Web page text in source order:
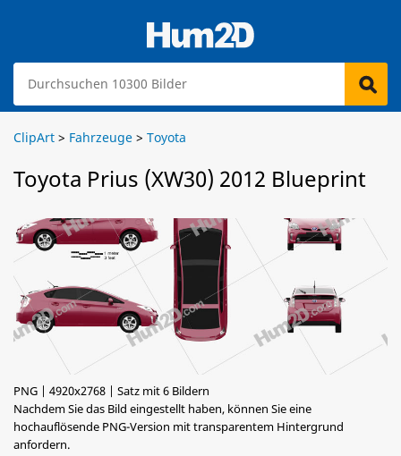
ClipArt > Fahrzeuge > Toyota
Toyota Prius (XW30) 2012 Blueprint
PNG | 4920x2768 | Satz mit 6 Bildern
Nachdem Sie das Bild eingestellt haben, können Sie eine
hochauflösende PNG-Version mit transparentem Hintergrund
anfordern.